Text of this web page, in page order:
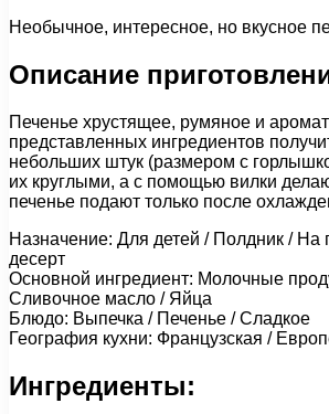
Необычное, интересное, но вкусное
Описание
Печенье хрустящее, румяное и
представленных ингредиентов
небольших штук (размером с
их круглыми, а с помощью вилки
печенье подают только после
Назначение: Для детей / Полдник / На
десерт
Основной ингредиент: Молочные
Сливочное масло / Яйца
Блюдо: Выпечка / Печенье / Сладкое
География кухни: Французская /
Ингредиенты: